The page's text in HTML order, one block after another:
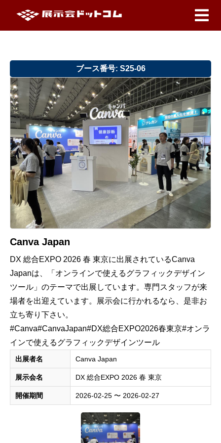
ブース番号: S25-06
Canva Japan
DX 総合EXPO 2026 春 東京に出展されているCanva
Japanは、「オンラインで使えるグラフィックデザイン
ツール」のテーマで出展しています。専門スタッフが来
場者を出迎えています。展示会に行かれるなら、是非お
立ち寄り下さい。
#Canva#CanvaJapan#DX総合EXPO2026春東京#オンラ
インで使えるグラフィックデザインツール
出展者名 Canva Japan
展示会名 DX 総合EXPO 2026 春 東京
開催期間 2026-02-25 〜 2026-02-27